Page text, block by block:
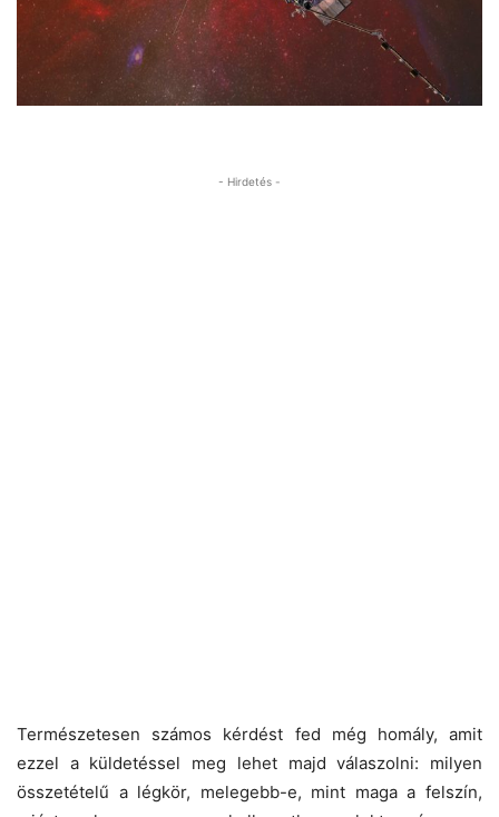
- Hirdetés -
Természetesen számos kérdést fed még homály, amit
ezzel a küldetéssel meg lehet majd válaszolni: milyen
összetételű a légkör, melegebb-e, mint maga a felszín,